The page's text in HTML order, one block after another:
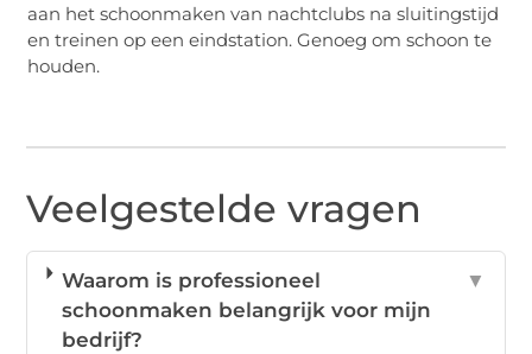
aan het schoonmaken van nachtclubs na sluitingstijd
en treinen op een eindstation. Genoeg om schoon te
houden.
Veelgestelde vragen
Waarom is professioneel
schoonmaken belangrijk voor mijn
bedrijf?
▼